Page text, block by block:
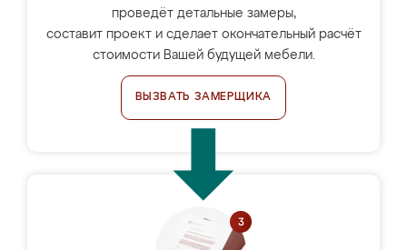
проведёт детальные замеры,
составит проект и сделает окончательный расчёт
стоимости Вашей будущей мебели.
ВЫЗВАТЬ ЗАМЕРЩИКА